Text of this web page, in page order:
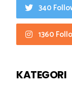
340
1360
KATEGORI